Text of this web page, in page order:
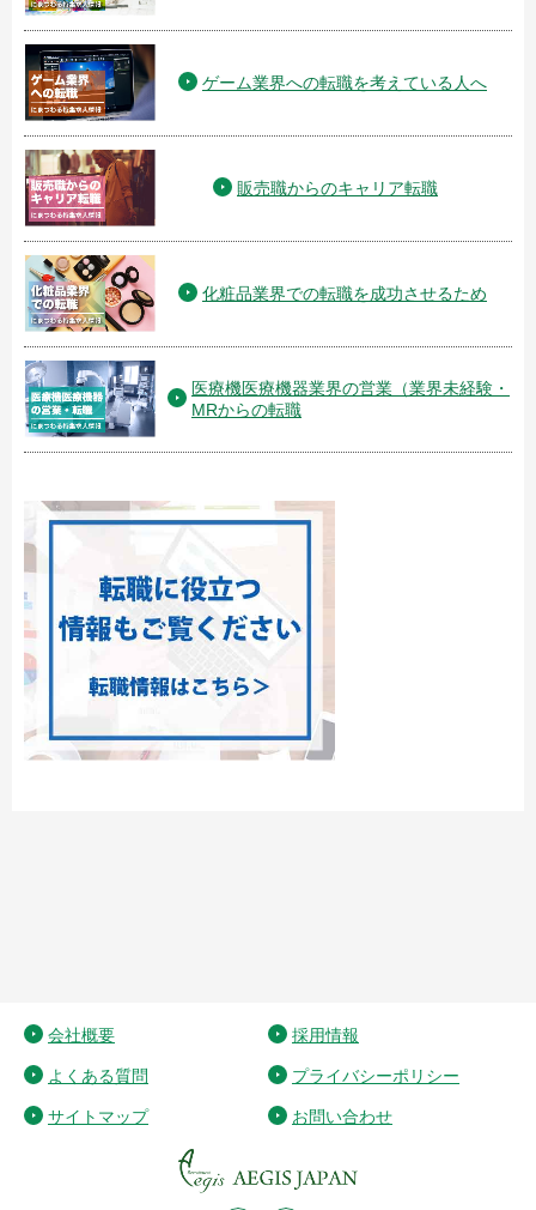
ゲーム業界への転職を考えている人へ
販売職からのキャリア転職
化粧品業界での転職を成功させるため
医療機医療機器業界の営業（業界未経験・
MRからの転職
会社概要 採用情報
よくある質問 プライバシーポリシー
サイトマップ お問い合わせ